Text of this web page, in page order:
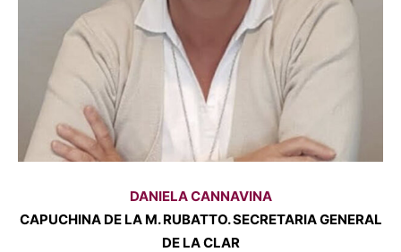
DANIELA CANNAVINA
CAPUCHINA DE LA M. RUBATTO. SECRETARIA GENERAL
DE LA CLAR